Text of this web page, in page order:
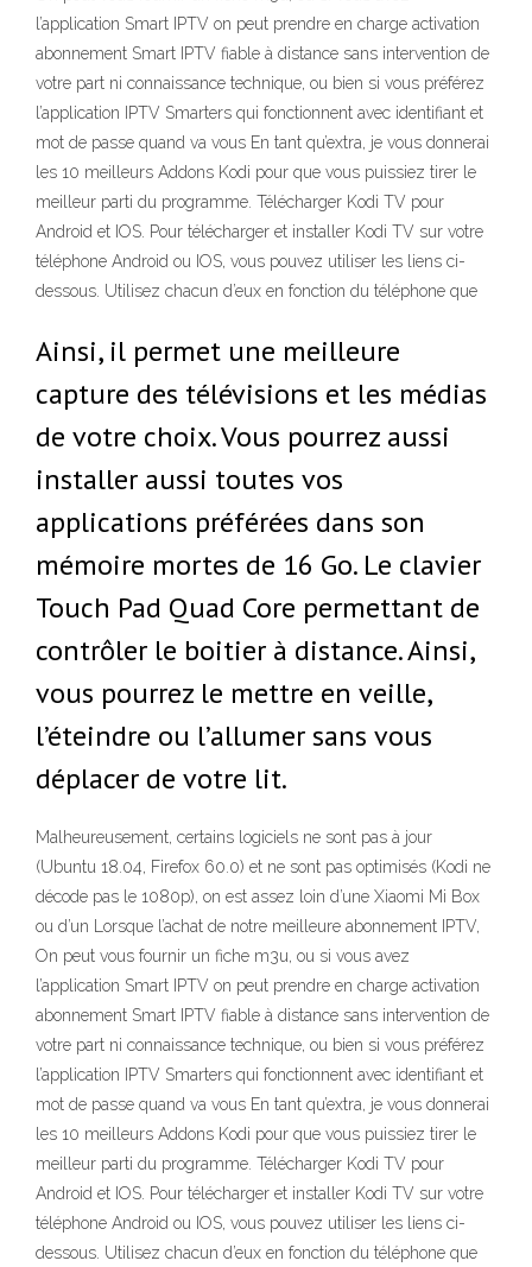
l’application Smart IPTV on peut prendre en charge activation
abonnement Smart IPTV fiable à distance sans intervention de
votre part ni connaissance technique, ou bien si vous préférez
l’application IPTV Smarters qui fonctionnent avec identifiant et
mot de passe quand va vous En tant qu’extra, je vous donnerai
les 10 meilleurs Addons Kodi pour que vous puissiez tirer le
meilleur parti du programme. Télécharger Kodi TV pour
Android et IOS. Pour télécharger et installer Kodi TV sur votre
téléphone Android ou IOS, vous pouvez utiliser les liens ci-
dessous. Utilisez chacun d’eux en fonction du téléphone que
Ainsi, il permet une meilleure
capture des télévisions et les médias
de votre choix. Vous pourrez aussi
installer aussi toutes vos
applications préférées dans son
mémoire mortes de 16 Go. Le clavier
Touch Pad Quad Core permettant de
contrôler le boitier à distance. Ainsi,
vous pourrez le mettre en veille,
l’éteindre ou l’allumer sans vous
déplacer de votre lit.
Malheureusement, certains logiciels ne sont pas à jour
(Ubuntu 18.04, Firefox 60.0) et ne sont pas optimisés (Kodi ne
décode pas le 1080p), on est assez loin d’une Xiaomi Mi Box
ou d’un Lorsque l’achat de notre meilleure abonnement IPTV,
On peut vous fournir un fiche m3u, ou si vous avez
l’application Smart IPTV on peut prendre en charge activation
abonnement Smart IPTV fiable à distance sans intervention de
votre part ni connaissance technique, ou bien si vous préférez
l’application IPTV Smarters qui fonctionnent avec identifiant et
mot de passe quand va vous En tant qu’extra, je vous donnerai
les 10 meilleurs Addons Kodi pour que vous puissiez tirer le
meilleur parti du programme. Télécharger Kodi TV pour
Android et IOS. Pour télécharger et installer Kodi TV sur votre
téléphone Android ou IOS, vous pouvez utiliser les liens ci-
dessous. Utilisez chacun d’eux en fonction du téléphone que